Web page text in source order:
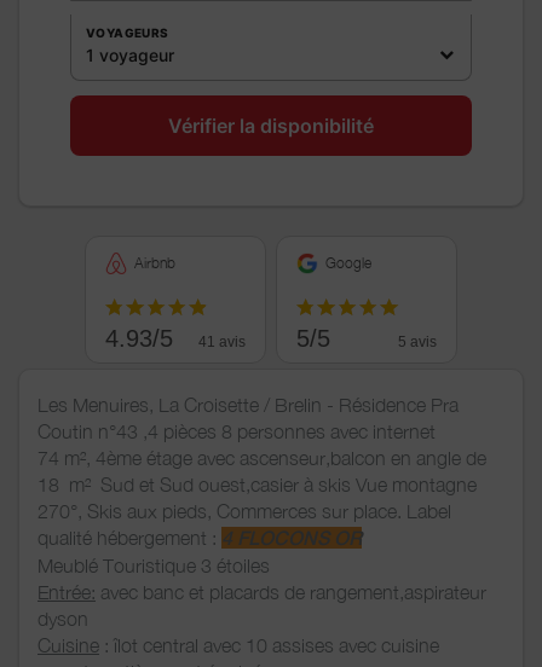
VOYAGEURS
1 voyageur
Vérifier la disponibilité
Airbnb
4.93/5 41 avis
Google
5/5 5 avis
Les Menuires, La Croisette / Brelin - Résidence Pra
Coutin n°43 ,4 pièces 8 personnes avec internet
74 m², 4ème étage avec ascenseur,balcon en angle de
18 m² Sud et Sud ouest,casier à skis Vue montagne
270°, Skis aux pieds, Commerces sur place. Label
qualité hébergement : 4 FLOCONS OR
Meublé Touristique 3 étoiles
Entrée: avec banc et placards de rangement,aspirateur
dyson
Cuisine : îlot central avec 10 assises avec cuisine